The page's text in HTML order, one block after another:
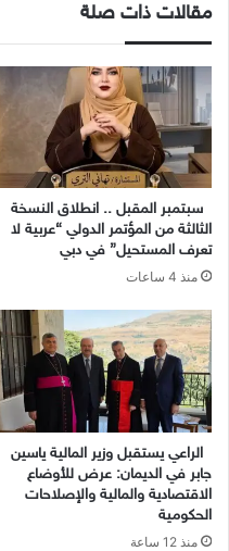
مقالات ذات صلة
سبتمبر المقبل .. انطلاق النسخة
الثالثة من المؤتمر الدولي “عربية لا
تعرف المستحيل” في دبي
منذ 4 ساعات
الراعي يستقبل وزير المالية ياسين
جابر في الديمان: عرض للأوضاع
الاقتصادية والمالية والإصلاحات
الحكومية
منذ 12 ساعة